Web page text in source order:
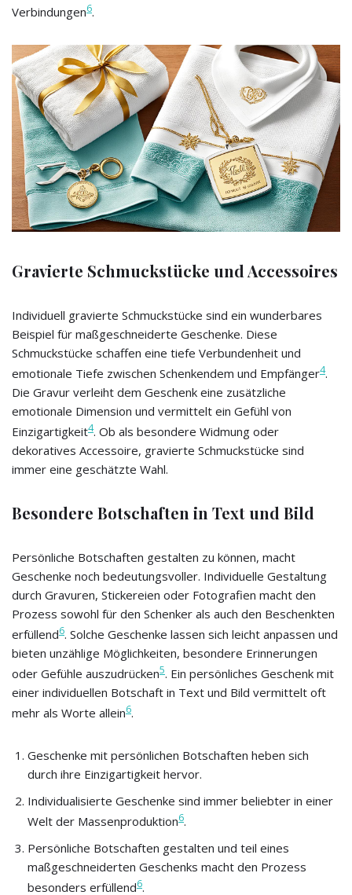
Verbindungen6.
Gravierte Schmuckstücke und Accessoires
Individuell gravierte Schmuckstücke sind ein wunderbares
Beispiel für maßgeschneiderte Geschenke. Diese
Schmuckstücke schaffen eine tiefe Verbundenheit und
emotionale Tiefe zwischen Schenkendem und Empfänger4.
Die Gravur verleiht dem Geschenk eine zusätzliche
emotionale Dimension und vermittelt ein Gefühl von
Einzigartigkeit4. Ob als besondere Widmung oder
dekoratives Accessoire, gravierte Schmuckstücke sind
immer eine geschätzte Wahl.
Besondere Botschaften in Text und Bild
Persönliche Botschaften gestalten zu können, macht
Geschenke noch bedeutungsvoller. Individuelle Gestaltung
durch Gravuren, Stickereien oder Fotografien macht den
Prozess sowohl für den Schenker als auch den Beschenkten
erfüllend6. Solche Geschenke lassen sich leicht anpassen und
bieten unzählige Möglichkeiten, besondere Erinnerungen
oder Gefühle auszudrücken5. Ein persönliches Geschenk mit
einer individuellen Botschaft in Text und Bild vermittelt oft
mehr als Worte allein6.
Geschenke mit persönlichen Botschaften heben sich
durch ihre Einzigartigkeit hervor.
Individualisierte Geschenke sind immer beliebter in einer
Welt der Massenproduktion6.
Persönliche Botschaften gestalten und teil eines
maßgeschneiderten Geschenks macht den Prozess
besonders erfüllend6.